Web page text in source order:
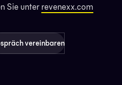
Sie unter revenexx.com
vereinbaren